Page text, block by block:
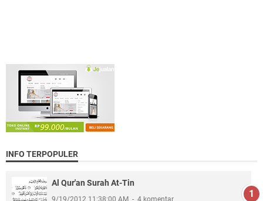
INFO TERPOPULER
Al Qur'an Surah At-Tin
9/19/2012 11:38:00 AM 4 komentar